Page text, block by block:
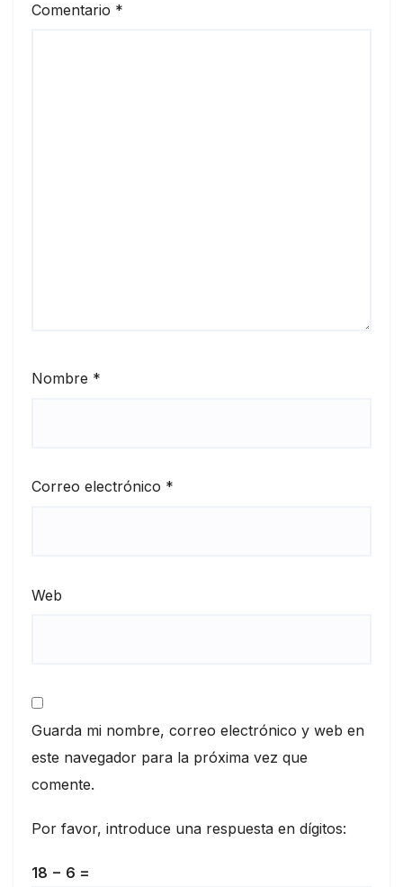
Comentario *
Nombre *
Correo electrónico *
Web
Guarda mi nombre, correo electrónico y web en
este navegador para la próxima vez que
comente.
Por favor, introduce una respuesta en dígitos:
18 − 6 =